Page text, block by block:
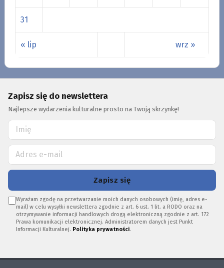
« lip wrz »
31
Zapisz się do newslettera
Najlepsze wydarzenia kulturalne prosto na Twoją skrzynkę!
Zapisz się
Wyrażam zgodę na przetwarzanie moich danych osobowych (imię, adres e-
mail) w celu wysyłki newslettera zgodnie z art. 6 ust. 1 lit. a RODO oraz na
otrzymywanie informacji handlowych drogą elektroniczną zgodnie z art. 172
Prawa komunikacji elektronicznej. Administratorem danych jest Punkt
Informacji Kulturalnej. Polityka prywatności.